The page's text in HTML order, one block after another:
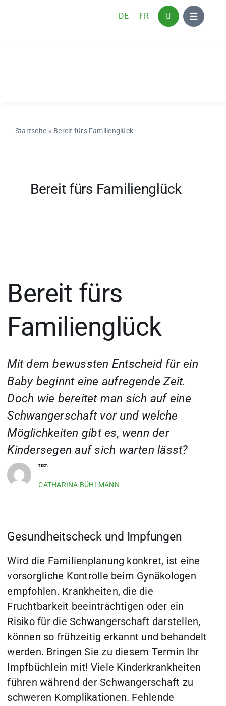
DE FR
Startseite » Bereit fürs Familienglück
Bereit fürs Familienglück
Bereit fürs
Familienglück
Mit dem bewussten Entscheid für ein
Baby beginnt eine aufregende Zeit.
Doch wie bereitet man sich auf eine
Schwangerschaft vor und welche
Möglichkeiten gibt es, wenn der
Kindersegen auf sich warten lässt?
TEXT:
CATHARINA BÜHLMANN
Gesundheitscheck und Impfungen
Wird die Familienplanung konkret, ist eine
vorsorgliche Kontrolle beim Gynäkologen
empfohlen. Krankheiten, die die
Fruchtbarkeit beeinträchtigen oder ein
Risiko für die Schwangerschaft darstellen,
können so frühzeitig erkannt und behandelt
werden. Bringen Sie zu diesem Termin Ihr
Impfbüchlein mit! Viele Kinderkrankheiten
führen während der Schwangerschaft zu
schweren Komplikationen. Fehlende